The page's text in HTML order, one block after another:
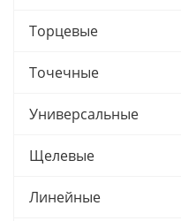
Торцевые
Точечные
Универсальные
Щелевые
Линейные